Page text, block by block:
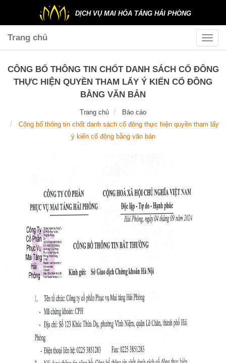
DỊCH VỤ MAI HỎA TÁNG HẢI PHÒNG
Toggle
Trang chủ
CÔNG BỐ THÔNG TIN CHỐT DANH SÁCH CỔ ĐÔNG
THỰC HIỆN QUYỀN THAM LẤY Ý KIẾN CỔ ĐÔNG
BẰNG VĂN BẢN
Trang chủ
Báo cáo
Công bố thông tin chốt danh sách cổ đông thực hiện quyền tham lấy
ý kiến cổ đông bằng văn bản